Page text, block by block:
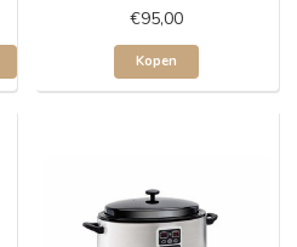
€95,00
Kopen